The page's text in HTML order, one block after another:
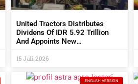
United Tractors Distributes
Dividens Of IDR 5.92 Trillion
And Appoints New
At The 2026 AGM
15 Juli 2026
ENGLISH VERSION